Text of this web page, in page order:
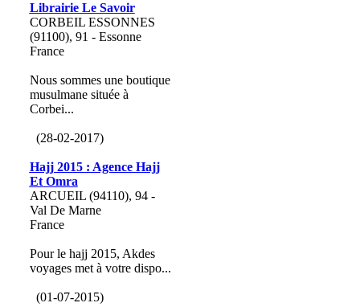
Librairie Le Savoir
CORBEIL ESSONNES
(91100), 91 - Essonne
France
Nous sommes une boutique
musulmane située à
Corbei...
(28-02-2017)
Hajj 2015 : Agence Hajj
Et Omra
ARCUEIL (94110), 94 -
Val De Marne
France
Pour le hajj 2015, Akdes
voyages met à votre dispo...
(01-07-2015)